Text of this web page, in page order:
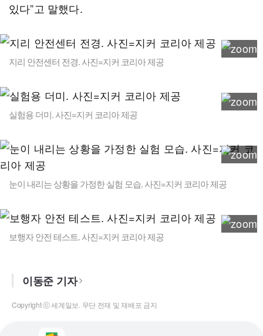
있다”고 말했다.
지리 안전센터 전경. 사진=지커 코리아 제공
실험용 더미. 사진=지커 코리아 제공
눈이 내리는 상황을 가정한 실험 모습. 사진=지커 코리아 제공
보행자 안전 테스트. 사진=지커 코리아 제공
이동준 기자
Copyright ⓒ 세계일보. 무단 전재 및 재배포 금지